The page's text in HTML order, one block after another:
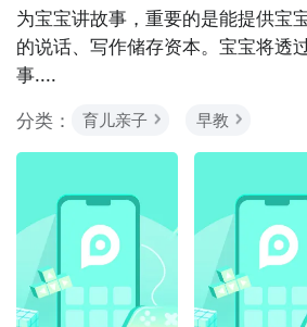
为宝宝讲故事，重要的是能提供宝
的说话、写作储存资本。宝宝将透
事....
分类：
育儿亲子 早教